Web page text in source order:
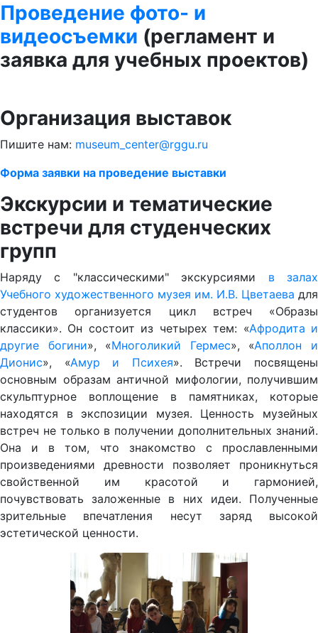
Проведение фото- и
видеосъемки (регламент и
заявка для учебных проектов)
Организация выставок
Пишите нам: museum_center@rggu.ru
Форма заявки на проведение выставки
Экскурсии и тематические
встречи для студенческих
групп
Наряду с "классическими" экскурсиями в залах
Учебного художественного музея им. И.В. Цветаева для
студентов организуется цикл встреч «Образы
классики». Он состоит из четырех тем: «Афродита и
другие богини», «Многоликий Гермес», «Аполлон и
Дионис», «Амур и Психея». Встречи посвящены
основным образам античной мифологии, получившим
скульптурное воплощение в памятниках, которые
находятся в экспозиции музея. Ценность музейных
встреч не только в получении дополнительных знаний.
Она и в том, что знакомство с прославленными
произведениями древности позволяет проникнуться
свойственной им красотой и гармонией,
почувствовать заложенные в них идеи. Полученные
зрительные впечатления несут заряд высокой
эстетической ценности.